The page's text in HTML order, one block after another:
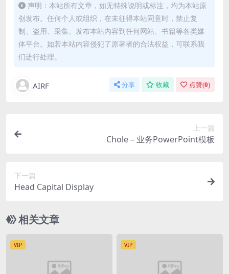
声明：本站所有文章，如无特殊说明或标注，均为本站原
创发布。任何个人或组织，在未征得本站同意时，禁止复
制、盗用、采集、发布本站内容到任何网站、书籍等各类媒
体平台。如若本站内容侵犯了原著者的合法权益，可联系我
们进行处理。
AIRF 分享 收藏 点赞(0)
上一篇
Chole – 业务PowerPoint模板
下一篇
Head Capital Display
相关文章
VIP VIP